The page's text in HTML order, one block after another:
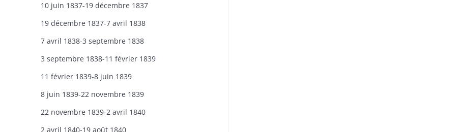
10 juin 1837-19 décembre 1837
19 décembre 1837-7 avril 1838
7 avril 1838-3 septembre 1838
3 septembre 1838-11 février 1839
11 février 1839-8 juin 1839
8 juin 1839-22 novembre 1839
22 novembre 1839-2 avril 1840
2 avril 1840-19 août 1840